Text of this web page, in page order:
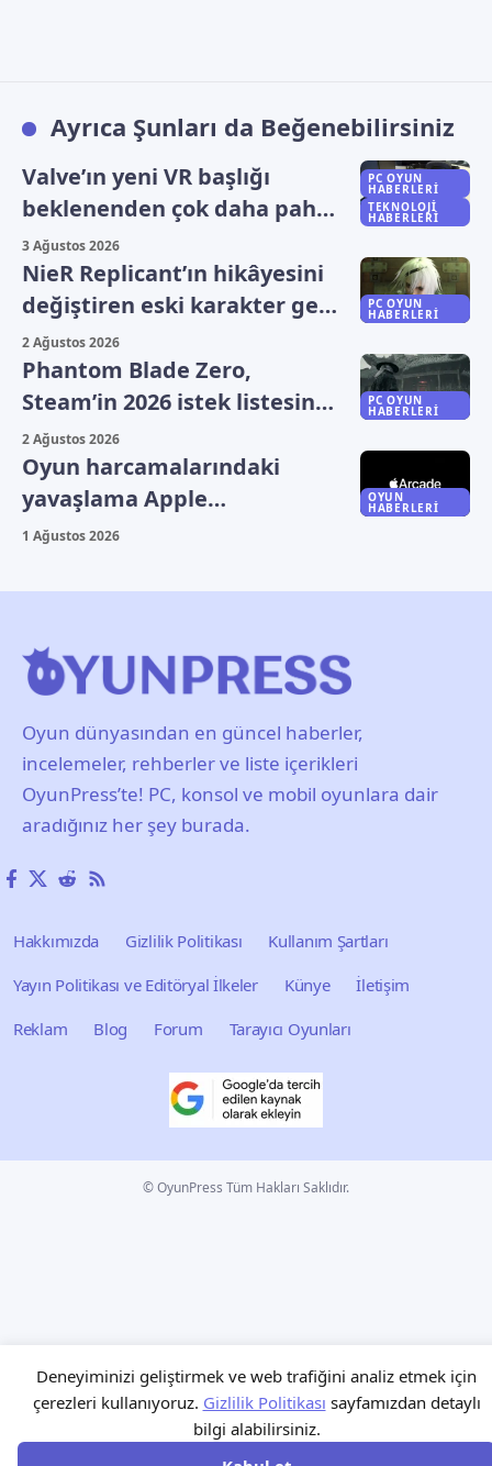
Deneyiminizi geliştirmek ve web trafiğini analiz etmek için
çerezleri kullanıyoruz. Gizlilik Politikası sayfamızdan detaylı
bilgi alabilirsiniz.
Ayrıca Şunları da Beğenebilirsiniz
PC OYUN
HABERLERI
TEKNOLOJI
HABERLERI
Valve’ın yeni VR başlığı
beklenenden çok daha pahalı
olabilir
3 Ağustos 2026
PC OYUN
HABERLERI
NieR Replicant’ın hikâyesini
değiştiren eski karakter geri
döndü
2 Ağustos 2026
PC OYUN
HABERLERI
Phantom Blade Zero,
Steam’in 2026 istek listesinde
zirveye yerleşti
2 Ağustos 2026
OYUN
HABERLERI
Oyun harcamalarındaki
yavaşlama Apple
bilançosuna yansıdı
1 Ağustos 2026
Oyun dünyasından en güncel haberler,
incelemeler, rehberler ve liste içerikleri
OyunPress’te! PC, konsol ve mobil oyunlara dair
aradığınız her şey burada.
Hakkımızda Gizlilik Politikası
Kullanım Şartları
Yayın Politikası ve Editöryal İlkeler
Künye
İletişim
Reklam
Blog Forum Tarayıcı Oyunları
© OyunPress Tüm Hakları Saklıdır.